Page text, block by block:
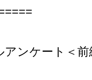
ンケート＜前